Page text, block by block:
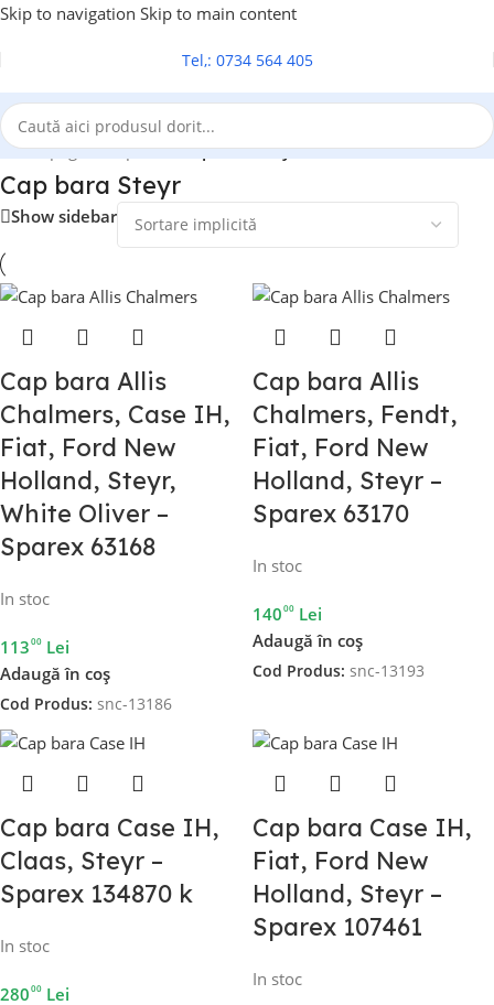
Skip to navigation Skip to main content
Tel,: 0734 564 405
Prima pagină/Cap bara/Cap bara Steyr
Cap bara Steyr
Show sidebar
Cap bara Allis
Chalmers, Case IH,
Fiat, Ford New
Holland, Steyr,
White Oliver –
Sparex 63168
In stoc
11300 Lei
Adaugă în coș
Cod Produs: snc-13186
Cap bara Allis
Chalmers, Fendt,
Fiat, Ford New
Holland, Steyr –
Sparex 63170
In stoc
14000 Lei
Adaugă în coș
Cod Produs: snc-13193
Cap bara Case IH,
Claas, Steyr –
Sparex 134870 k
In stoc
28000 Lei
Cap bara Case IH,
Fiat, Ford New
Holland, Steyr –
Sparex 107461
In stoc